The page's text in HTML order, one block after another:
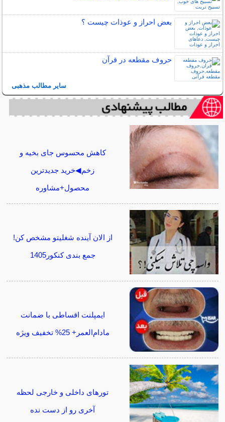
بعض احراز و عوذات چیست ؟
حروف مقطعه در قرآن
سایر مطالب مذهبی
کاهش محسوس جای بخیه و
زخم◀خرید جدیدترین
محصول+مشاوره
از الان آینده شغلیتو مشخص کن!
جمع بندی کنکور1405
ایمپلنت اقساطی با ضمانت
مادام‌العمر+ 25% تخفیف ویژه
تورهای داخلی و خارجی لحظه
آخری رو از دست نده